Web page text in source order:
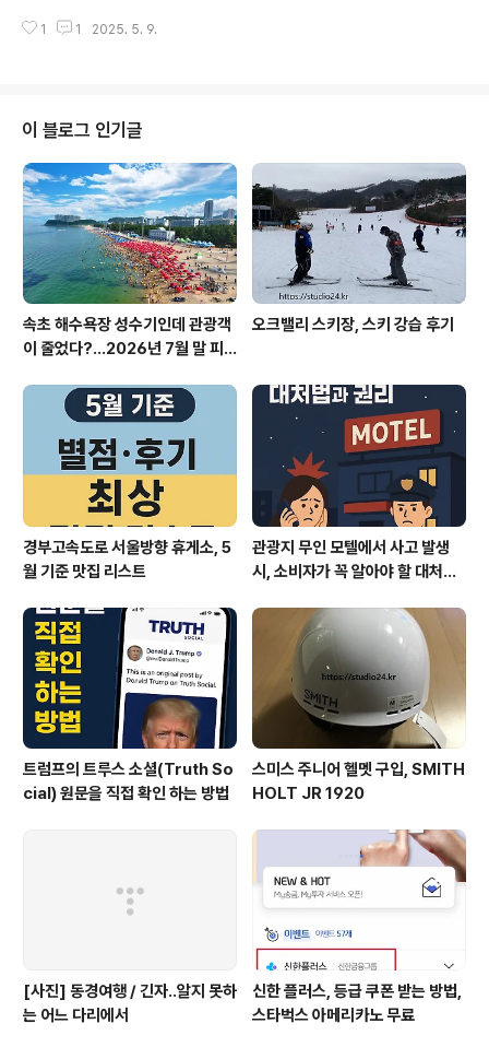
한 청백전’으로 본격 방송 활동1975~1984년 KBS ‘모이
거질 때, 전당대회(당대표 선출 등 최고 의사결정기구) 자
가처분은 정당 내 분쟁, 당헌·당규 위반, 절차상 하자 등 사
유로 법원이 전당대회 개최를 임시로 금지하는 임시처분최
근 주요 정당에서 당대표 선출, 비대위 전환, 당헌 개정 등
과 관련해 가처분 신청 빈발가처분 인용 시, 전당대회 효력
정지 및 당내 혼란 심화법원 개입의 한계와 정당 자율성 논
란, 정치적 파장민주주..
1 1 2025. 5. 9.
이 블로그 인기글
속초 해수욕장 성수기인데 관광객
이 줄었다?…2026년 7월 말 피
오크밸리 스키장, 스키 강습 후기
경부고속도로 서울방향 휴게소, 5
월 기준 맛집 리스트
관광지 무인 모텔에서 사고 발생
시, 소비자가 꼭 알아야 할 대처법
트럼프의 트루스 소셜(Truth So
cial) 원문을 직접 확인 하는 방법
스미스 주니어 헬멧 구입, SMITH
HOLT JR 1920
[사진] 동경여행 / 긴자..알지 못하
는 어느 다리에서
신한 플러스, 등급 쿠폰 받는 방법,
스타벅스 아메리카노 무료